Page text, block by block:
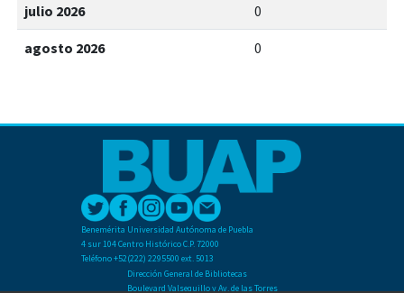
julio 2026 0
agosto 2026 0
Benemérita Universidad Autónoma de Puebla
4 sur 104 Centro Histórico C.P. 72000
Teléfono +52(222) 2295500 ext. 5013
Dirección General de Bibliotecas
Boulevard Valsequillo y Av. de las Torres